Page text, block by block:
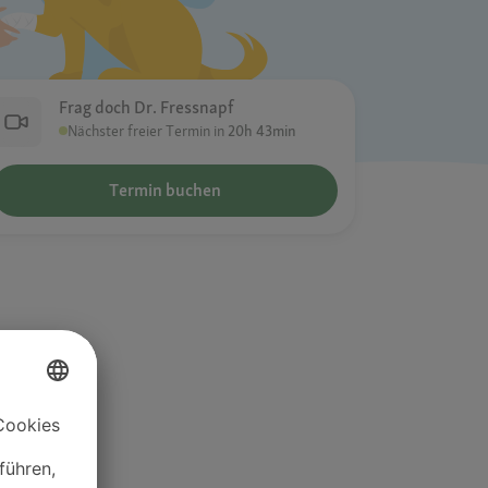
Frag doch Dr. Fressnapf
Nächster freier Termin in 20h 43min
Termin buchen